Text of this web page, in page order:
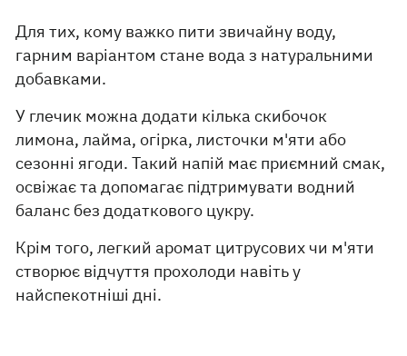
Для тих, кому важко пити звичайну воду,
гарним варіантом стане вода з натуральними
добавками.
У глечик можна додати кілька скибочок
лимона, лайма, огірка, листочки м'яти або
сезонні ягоди. Такий напій має приємний смак,
освіжає та допомагає підтримувати водний
баланс без додаткового цукру.
Крім того, легкий аромат цитрусових чи м'яти
створює відчуття прохолоди навіть у
найспекотніші дні.